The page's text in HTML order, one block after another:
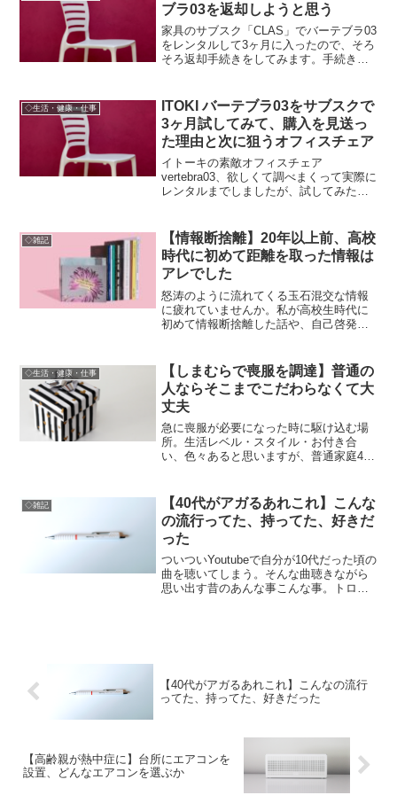
ブラ03を返却しようと思う
家具のサブスク「CLAS」でバーテブラ03
をレンタルして3ヶ月に入ったので、そろ
そろ返却手続きをしてみます。手続きの
◇生活・健康・仕事
ITOKI バーテブラ03をサブスクで
3ヶ月試してみて、購入を見送っ
た理由と次に狙うオフィスチェア
イトーキの素敵オフィスチェア
vertebra03、欲しくて調べまくって実際に
レンタルまでしましたが、試してみたら
子、これまでの記事のまとめなど。
◇雑記
【情報断捨離】20年以上前、高校
時代に初めて距離を取った情報は
アレでした
怒涛のように流れてくる玉石混交な情報
に疲れていませんか。私が高校生時代に
初めて情報断捨離した話や、自己啓発本
◇生活・健康・仕事
【しまむらで喪服を調達】普通の
人ならそこまでこだわらなくて大
丈夫
急に喪服が必要になった時に駆け込む場
所。生活レベル・スタイル・お付き合
い、色々あると思いますが、普通家庭40
◇雑記
【40代がアガるあれこれ】こんな
の流行ってた、持ってた、好きだ
った
ついついYoutubeで自分が10代だった頃の
曲を聴いてしまう。そんな曲聴きながら
思い出す昔のあんな事こんな事。トロー
【40代がアガるあれこれ】こんなの流行
ってた、持ってた、好きだった
【高齢親が熱中症に】台所にエアコンを
設置、どんなエアコンを選ぶか